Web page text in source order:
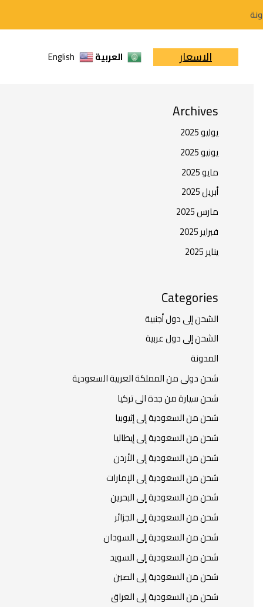
الاسعار العربية English
البحث
البحث
Archives
يوليو 2025
يونيو 2025
مايو 2025
أبريل 2025
مارس 2025
فبراير 2025
يناير 2025
Categories
الشحن إلى دول أجنبية
الشحن إلى دول عربية
المدونة
شحن دولى من المملكة العربية السعودية
شحن سيارة من جدة الى تركيا
شحن من السعودية إلى إثيوبيا
شحن من السعودية إلى إيطاليا
شحن من السعودية إلى الأردن
شحن من السعودية إلى الإمارات
شحن من السعودية إلى البحرين
شحن من السعودية إلى الجزائر
شحن من السعودية إلى السودان
شحن من السعودية إلى السويد
شحن من السعودية إلى الصين
شحن من السعودية إلى العراق